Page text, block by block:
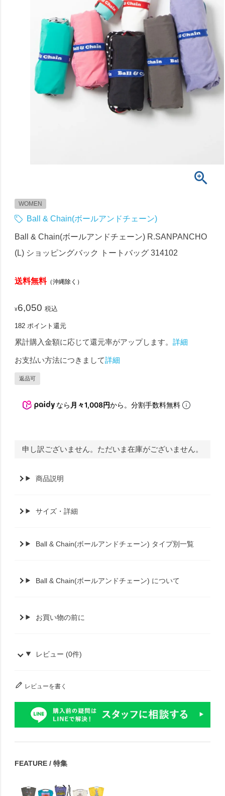
WOMEN
Ball & Chain(ボールアンドチェーン)
Ball & Chain(ボールアンドチェーン) R.SANPANCHO
(L) ショッピングバック トートバッグ 314102
送料無料（沖縄除く）
¥6,050 税込
182 ポイント還元
累計購入金額に応じて還元率がアップします。詳細
お支払い方法につきまして詳細
返品可
なら 月々1,008円から。分割手数料無料
申し訳ございません。ただいま在庫がございません。
商品説明
サイズ・詳細
Ball & Chain(ボールアンドチェーン) タイプ別一覧
Ball & Chain(ボールアンドチェーン) について
お買い物の前に
レビュー (0件)
レビューを書く
FEATURE / 特集